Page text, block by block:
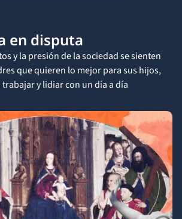
en disputa
y la presión de la sociedad se sienten
que quieren lo mejor para sus hijos,
trabajar y lidiar con un día a día